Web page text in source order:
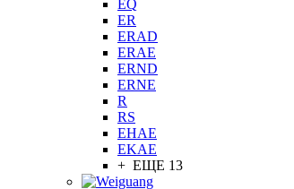
EQ
ER
ERAD
ERAE
ERND
ERNE
R
RS
EHAE
EKAE
+ ЕЩЕ 13